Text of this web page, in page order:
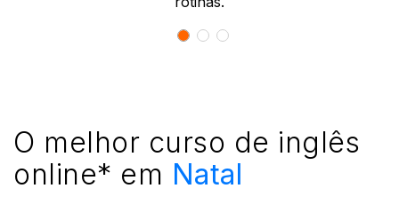
O melhor curso de inglês
online* em Natal